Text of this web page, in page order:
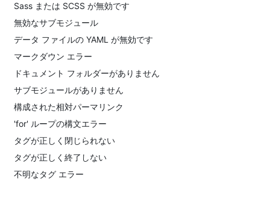
Sass または SCSS が無効です
無効なサブモジュール
データ ファイルの YAML が無効です
マークダウン エラー
ドキュメント フォルダーがありません
サブモジュールがありません
構成された相対パーマリンク
'for' ループの構文エラー
タグが正しく閉じられない
タグが正しく終了しない
不明なタグ エラー